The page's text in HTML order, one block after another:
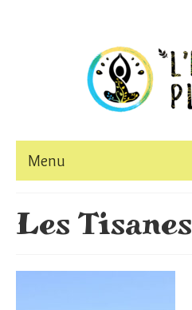
Menu
Les Tisanes